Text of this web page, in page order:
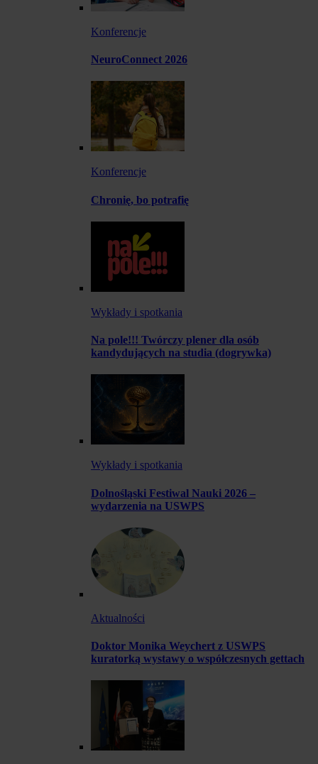
Konferencje
NeuroConnect 2026
Konferencje
Chronię, bo potrafię
Wykłady i spotkania
Na pole!!! Twórczy plener dla osób
kandydujących na studia (dogrywka)
Wykłady i spotkania
Dolnośląski Festiwal Nauki 2026 –
wydarzenia na USWPS
Aktualności
Doktor Monika Weychert z USWPS
kuratorką wystawy o współczesnych gettach